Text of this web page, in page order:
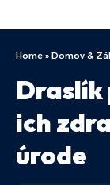
Home » Domov &
Draslík
ich
úrode